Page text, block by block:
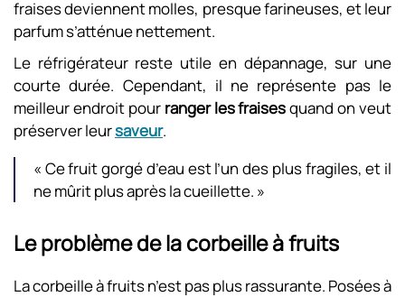
fraises deviennent molles, presque farineuses, et leur
parfum s’atténue nettement.
Le réfrigérateur reste utile en dépannage, sur une
courte durée. Cependant, il ne représente pas le
meilleur endroit pour ranger les fraisesquand on veut
préserver leursaveur.
« Ce fruit gorgé d’eau est l’un des plus fragiles, et il
ne mûrit plus après la cueillette. »
Le problème de la corbeille à fruits
La corbeille à fruits n’est pas plus rassurante. Posées à